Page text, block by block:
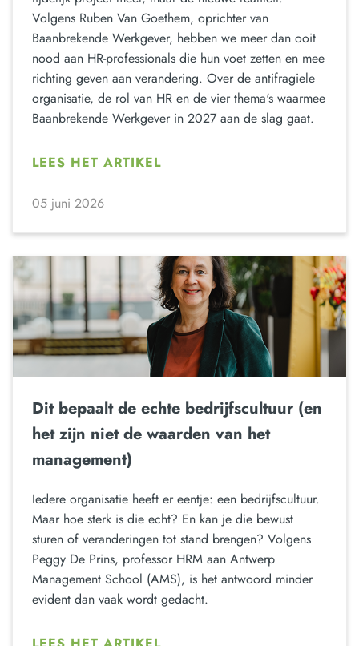
Volgens Ruben Van Goethem, oprichter van
Baanbrekende Werkgever, hebben we meer dan ooit
nood aan HR-professionals die hun voet zetten en mee
richting geven aan verandering. Over de antifragiele
organisatie, de rol van HR en de vier thema's waarmee
Baanbrekende Werkgever in 2027 aan de slag gaat.
LEES HET ARTIKEL
05 juni 2026
Dit bepaalt de echte bedrijfscultuur (en
het zijn niet de waarden van het
management)
Iedere organisatie heeft er eentje: een bedrijfscultuur.
Maar hoe sterk is die echt? En kan je die bewust
sturen of veranderingen tot stand brengen? Volgens
Peggy De Prins, professor HRM aan Antwerp
Management School (AMS), is het antwoord minder
evident dan vaak wordt gedacht.